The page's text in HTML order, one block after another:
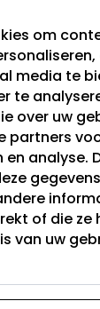
Producten
om
media te
te
over uw
partners
analyse.
gegevens
of die ze
van uw